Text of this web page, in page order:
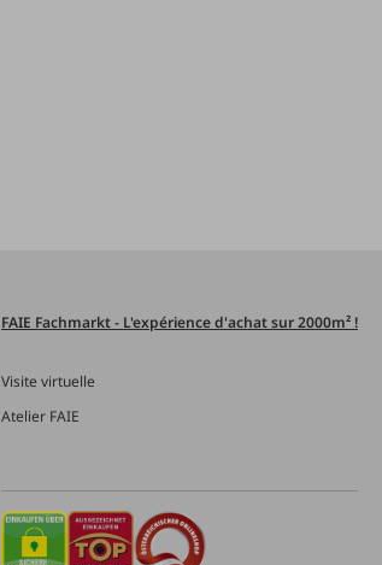
FAIE Fachmarkt - L'expérience d'achat sur 2000m² !
Visite virtuelle
Atelier FAIE